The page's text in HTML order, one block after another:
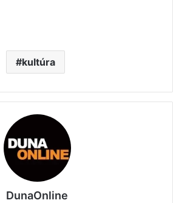
kultúra
DunaOnline